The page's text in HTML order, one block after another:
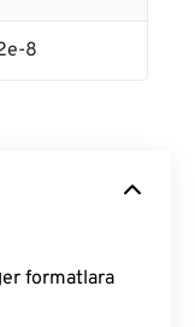
8
formatlara